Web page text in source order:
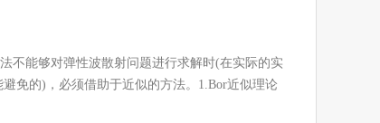
不能够对弹性波散射问题进行求解时(在实际的实
免的)，必须借助于近似的方法。1.Bor近似理论